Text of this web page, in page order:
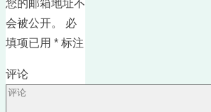
您的邮箱地址不
会被公开。
必
填项已用 * 标注
评论